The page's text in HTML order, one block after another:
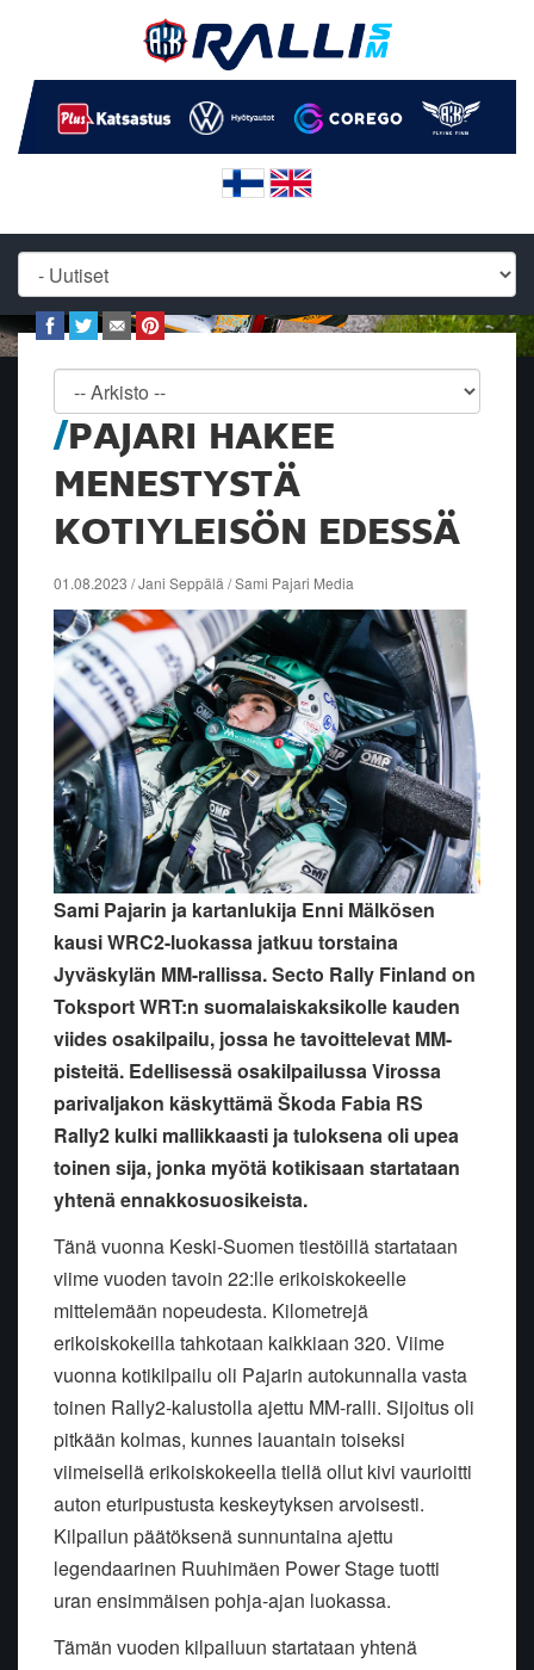
PAJARI HAKEE
MENESTYSTÄ
KOTIYLEISÖN EDESSÄ
01.08.2023 / Jani Seppälä / Sami Pajari Media
Sami Pajarin ja kartanlukija Enni Mälkösen
kausi WRC2-luokassa jatkuu torstaina
Jyväskylän MM-rallissa. Secto Rally Finland on
Toksport WRT:n suomalaiskaksikolle kauden
viides osakilpailu, jossa he tavoittelevat MM-
pisteitä. Edellisessä osakilpailussa Virossa
parivaljakon käskyttämä Škoda Fabia RS
Rally2 kulki mallikkaasti ja tuloksena oli upea
toinen sija, jonka myötä kotikisaan startataan
yhtenä ennakkosuosikeista.
Tänä vuonna Keski-Suomen tiestöillä startataan
viime vuoden tavoin 22:lle erikoiskokeelle
mittelemään nopeudesta. Kilometrejä
erikoiskokeilla tahkotaan kaikkiaan 320. Viime
vuonna kotikilpailu oli Pajarin autokunnalla vasta
toinen Rally2-kalustolla ajettu MM-ralli. Sijoitus oli
pitkään kolmas, kunnes lauantain toiseksi
viimeisellä erikoiskokeella tiellä ollut kivi vaurioitti
auton eturipustusta keskeytyksen arvoisesti.
Kilpailun päätöksenä sunnuntaina ajettu
legendaarinen Ruuhimäen Power Stage tuotti
uran ensimmäisen pohja-ajan luokassa.
Tämän vuoden kilpailuun startataan yhtenä